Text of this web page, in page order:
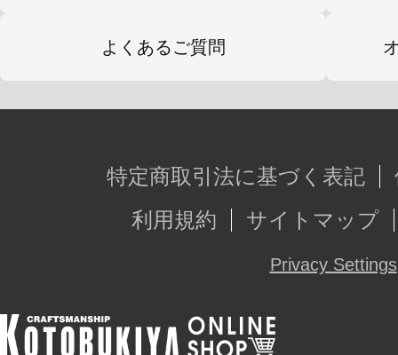
よくあるご質問
特定商取引法に基づく表記
利用規約
サイトマップ
Privacy Settings